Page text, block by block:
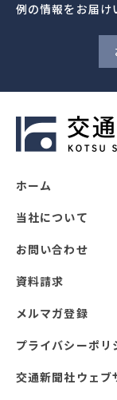
例の情報をお届け
ホーム
当社について
お問い合わせ
資料請求
メルマガ登録
プライバシーポリ
交通新聞社ウェブ